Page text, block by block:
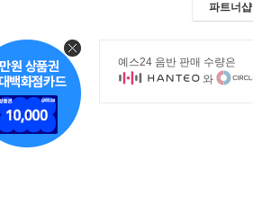
파트너샵
예스24 음반 판매 수량은
와